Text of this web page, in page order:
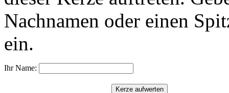
Nachnamen oder einen
ein.
Ihr Name: